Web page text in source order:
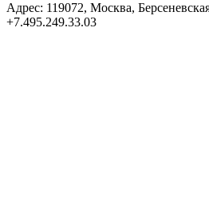
Адрес: 119072, Москва,
+7.495.249.33.03